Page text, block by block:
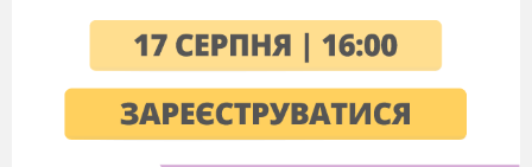
VI. ВИВЧЕННЯ НОВОГО МАТЕРІАЛУ
Зародковий (ембріональний) період утробного
Розповідь учителя з елементами бесіди